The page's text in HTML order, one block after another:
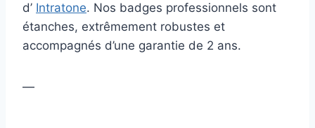
d’ Intratone. Nos badges professionnels sont
étanches, extrêmement robustes et
accompagnés d’une garantie de 2 ans.
—